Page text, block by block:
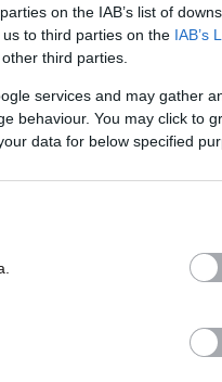
on the IAB’s list of
to third parties on the IAB’s
third parties.
services and may gather
behaviour. You may click to
data for below specified